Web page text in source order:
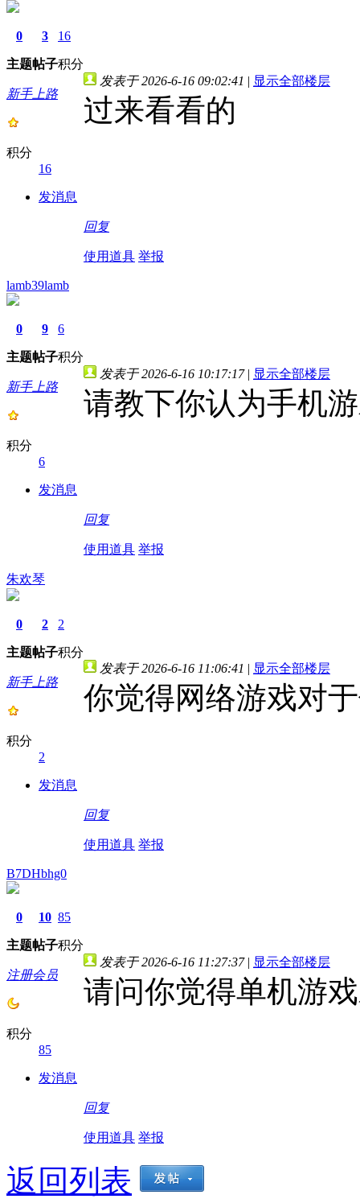
0
主题
3
帖子
16
积分
新手上路
积分
16
发消息
发表于 2026-6-16 09:02:41 | 显示全部楼层
过来看看的
回复
使用道具 举报
lamb39lamb
0
主题
9
帖子
6
积分
新手上路
积分
6
发消息
发表于 2026-6-16 10:17:17 | 显示全部楼层
请教下你认为手机
回复
使用道具 举报
朱欢琴
0
主题
2
帖子
2
积分
新手上路
积分
2
发消息
发表于 2026-6-16 11:06:41 | 显示全部楼层
你觉得网络游戏对
回复
使用道具 举报
B7DHbhg0
0
主题
10
帖子
85
积分
注册会员
积分
85
发消息
发表于 2026-6-16 11:27:37 | 显示全部楼层
请问你觉得单机游
回复
使用道具 举报
返回列表